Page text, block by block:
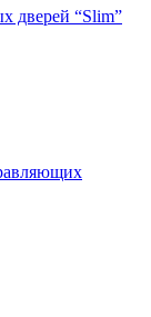
дверей “Slim”